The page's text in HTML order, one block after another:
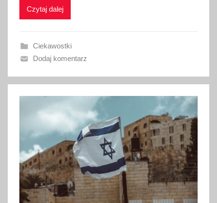
w
n
o
k
w
i
a
0
Czytaj dalej
Ciekawostki
Dodaj komentarz